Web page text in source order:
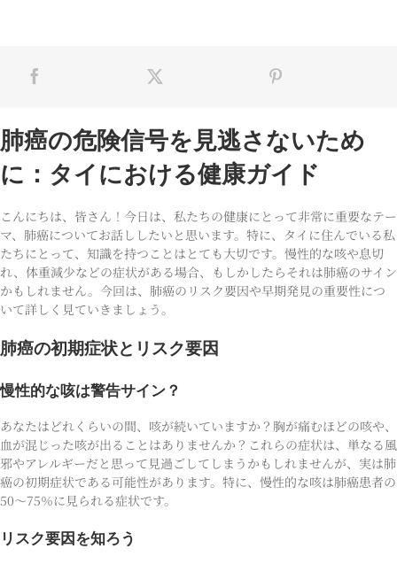
肺癌の危険信号を見逃さないため
に：タイにおける健康ガイド
こんにちは、皆さん！今日は、私たちの健康にとって非常に重要なテー
マ、肺癌についてお話ししたいと思います。特に、タイに住んでいる私
たちにとって、知識を持つことはとても大切です。慢性的な咳や息切
れ、体重減少などの症状がある場合、もしかしたらそれは肺癌のサイン
かもしれません。今回は、肺癌のリスク要因や早期発見の重要性につ
いて詳しく見ていきましょう。
肺癌の初期症状とリスク要因
慢性的な咳は警告サイン？
あなたはどれくらいの間、咳が続いていますか？胸が痛むほどの咳や、
血が混じった咳が出ることはありませんか？これらの症状は、単なる風
邪やアレルギーだと思って見過ごしてしまうかもしれませんが、実は肺
癌の初期症状である可能性があります。特に、慢性的な咳は肺癌患者の
50〜75％に見られる症状です。
リスク要因を知ろう